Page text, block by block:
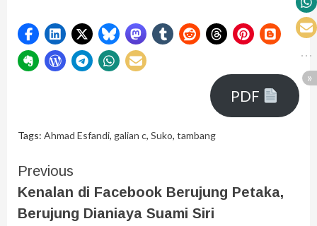
PDF
Tags: Ahmad Esfandi, galian c, Suko, tambang
Previous
Kenalan di Facebook Berujung Petaka,
Berujung Dianiaya Suami Siri